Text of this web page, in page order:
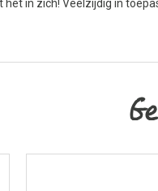
in zich! Veelzijdig in